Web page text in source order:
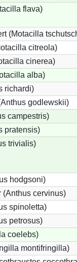
flava)
(Motacilla
citreola)
cinerea)
alba)
richardi)
godlewskii)
campestris)
pratensis)
trivialis)
hodgsoni)
(Anthus cervinus)
spinoletta)
petrosus)
coelebs)
montifringilla)